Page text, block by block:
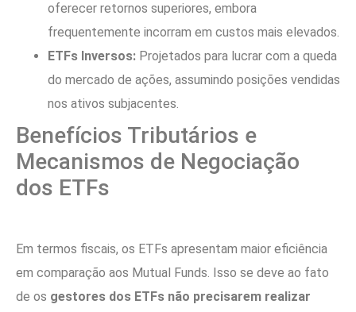
oferecer retornos superiores, embora
frequentemente incorram em custos mais elevados.
ETFs Inversos: Projetados para lucrar com a queda
do mercado de ações, assumindo posições vendidas
nos ativos subjacentes.
Benefícios Tributários e
Mecanismos de Negociação
dos ETFs
Em termos fiscais, os ETFs apresentam maior eficiência
em comparação aos Mutual Funds. Isso se deve ao fato
de os gestores dos ETFs não precisarem realizar